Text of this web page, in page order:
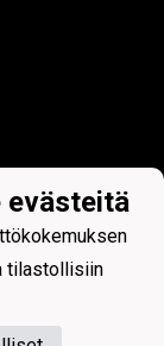
evästeitä
tilastollisiin